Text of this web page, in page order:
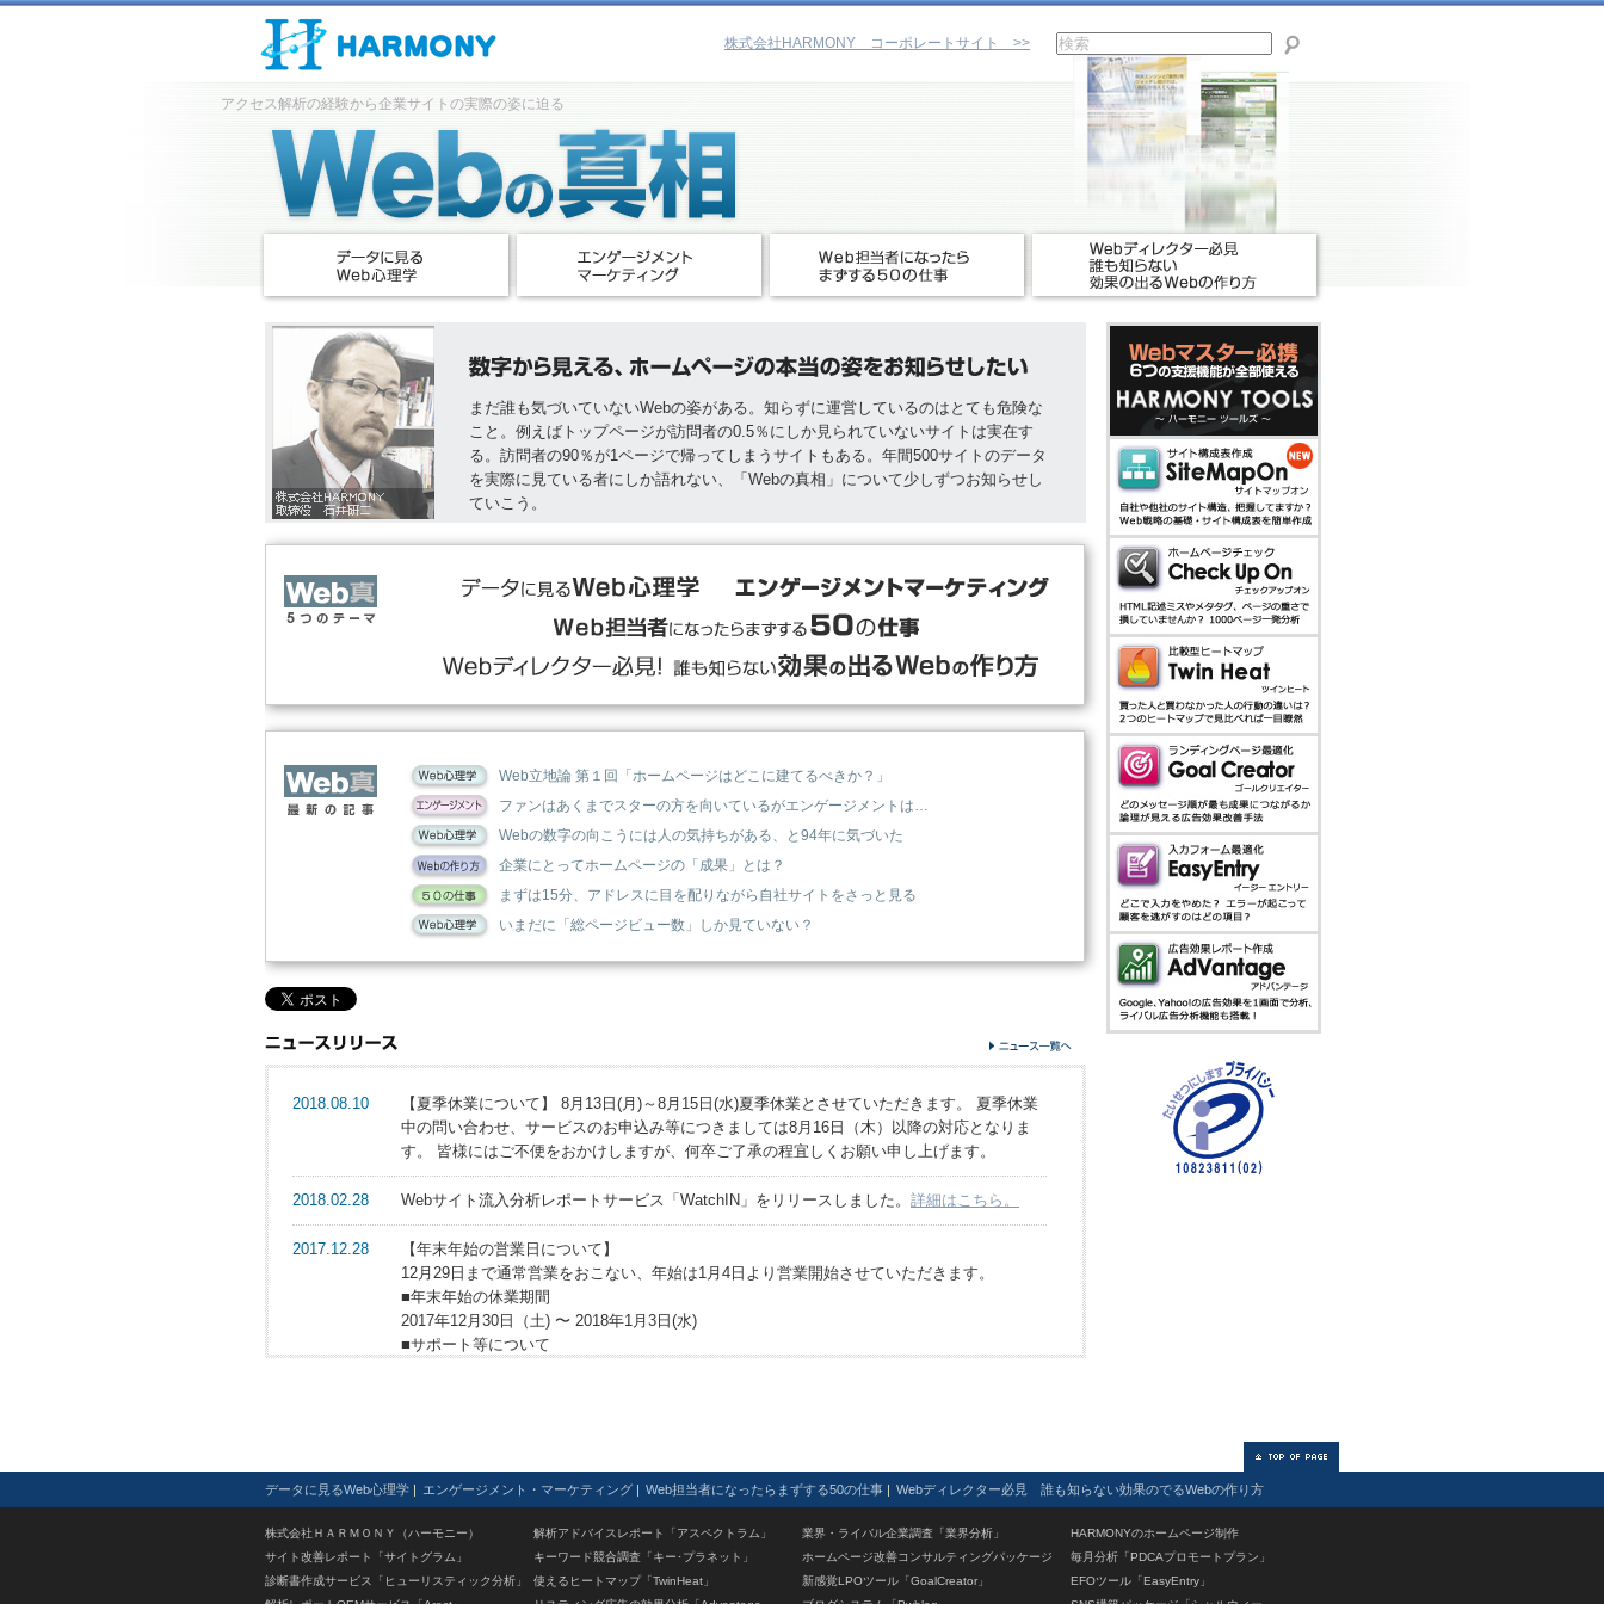
株式会社HARMONY コーポレートサイト >>
アクセス解析の経験から企業サイトの実際の姿に迫る
まだ誰も気づいていないWebの姿がある。知らずに運営しているのはとても危険な
こと。例えばトップページが訪問者の0.5％にしか見られていないサイトは実在す
る。訪問者の90％が1ページで帰ってしまうサイトもある。年間500サイトのデータ
を実際に見ている者にしか語れない、「Webの真相」について少しずつお知らせし
ていこう。
Web立地論 第１回「ホームページはどこに建てるべきか？」
ファンはあくまでスターの方を向いているがエンゲージメントは…
Webの数字の向こうには人の気持ちがある、と94年に気づいた
企業にとってホームページの「成果」とは？
まずは15分、アドレスに目を配りながら自社サイトをさっと見る
いまだに「総ページビュー数」しか見ていない？
2018.08.10
【夏季休業について】 8月13日(月)～8月15日(水)夏季休業とさせていただきます。 夏季休業
中の問い合わせ、サービスのお申込み等につきましては8月16日（木）以降の対応となりま
す。 皆様にはご不便をおかけしますが、何卒ご了承の程宜しくお願い申し上げます。
2018.02.28 Webサイト流入分析レポートサービス「WatchIN」をリリースしました。 詳細はこちら。
2017.12.28
【年末年始の営業日について】
12月29日まで通常営業をおこない、年始は1月4日より営業開始させていただきます。
■年末年始の休業期間
2017年12月30日（土) 〜 2018年1月3日(水)
■サポート等について
します。
2017.04.03 2017年4月1日よりアスペクトラムの料金・サービス内容を改定しました。詳細はこちら
データに見るWeb心理学 | エンゲージメント・マーケティング | Web担当者になったらまずする50の仕事 | Webディレクター必見 誰も知らない効果のでるWebの作り方
株式会社ＨＡＲＭＯＮＹ（ハーモニー）
サイト改善レポート「サイトグラム」
診断書作成サービス「ヒューリスティック分析」
解析アドバイスレポート「アスペクトラム」
キーワード競合調査「キー･プラネット」
使えるヒートマップ「TwinHeat」
業界・ライバル企業調査「業界分析」
ホームページ改善コンサルティングパッケージ
新感覚LPOツール「GoalCreator」
HARMONYのホームページ制作
毎月分析「PDCAプロモートプラン」
EFOツール「EasyEntry」